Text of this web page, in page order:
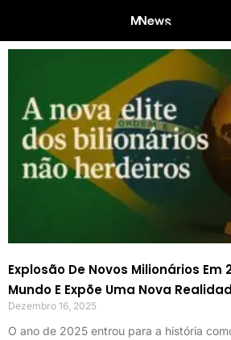
Explosão De Novos Milionários Em
Mundo E Expõe Uma Nova
Dezembro 16, 2025
O ano de 2025 entrou para a história